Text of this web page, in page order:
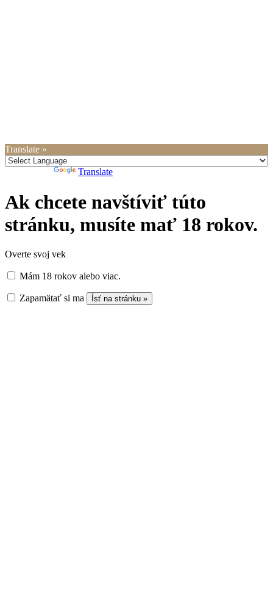
Translate »
Translate
Ak chcete navštíviť túto
stránku, musíte mať 18 rokov.
Overte svoj vek
Mám 18 rokov alebo viac.
Zapamätať si ma